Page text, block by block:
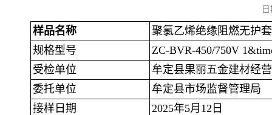
样品名称
聚氯乙烯绝缘阻燃无护
规格型号
ZC-BVR-450/750V
受检单位
牟定县果丽五金建材经
委托单位
牟定县市场监督管理局
接样日期
2025年5月12日